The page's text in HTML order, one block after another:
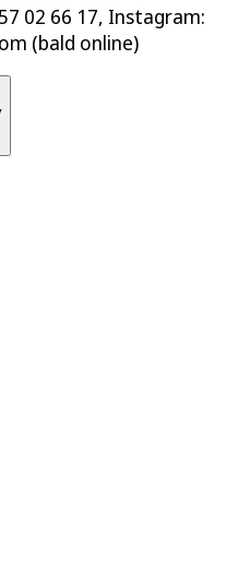
02 66 17, Instagram:
(bald online)